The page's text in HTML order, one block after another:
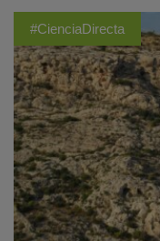
#CienciaDirecta